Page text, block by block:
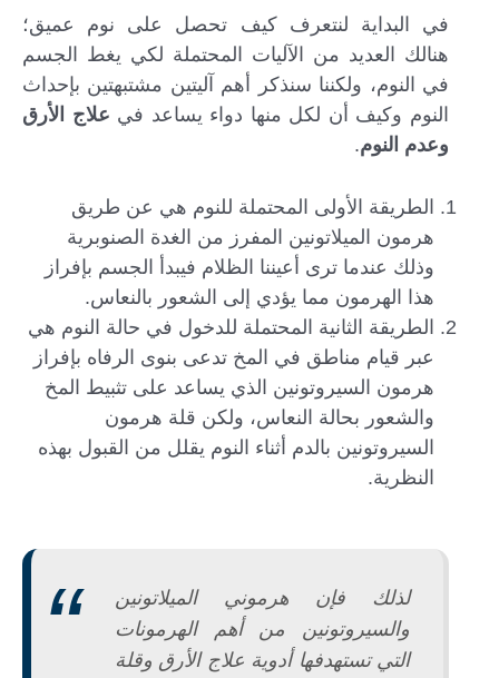
في البداية لنتعرف كيف تحصل على نوم عميق؛
هنالك العديد من الآليات المحتملة لكي يغط الجسم
في النوم، ولكننا سنذكر أهم آليتين مشتبهتين بإحداث
النوم وكيف أن لكل منها دواء يساعد في علاج الأرق
وعدم النوم.
الطريقة الأولى المحتملة للنوم هي عن طريق
هرمون الميلاتونين المفرز من الغدة الصنوبرية
وذلك عندما ترى أعيننا الظلام فيبدأ الجسم بإفراز
هذا الهرمون مما يؤدي إلى الشعور بالنعاس.
الطريقة الثانية المحتملة للدخول في حالة النوم هي
عبر قيام مناطق في المخ تدعى بنوى الرفاه بإفراز
هرمون السيروتونين الذي يساعد على تثبيط المخ
والشعور بحالة النعاس، ولكن قلة هرمون
السيروتونين بالدم أثناء النوم يقلل من القبول بهذه
النظرية.
لذلك فإن هرموني الميلاتونين
والسيروتونين من أهم الهرمونات
التي تستهدفها أدوية علاج الأرق وقلة